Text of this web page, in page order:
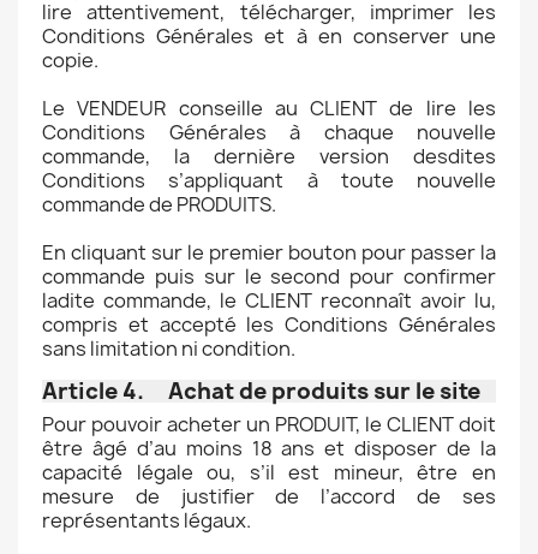
lire attentivement, télécharger, imprimer les
Conditions Générales et à en conserver une
copie.
Le VENDEUR conseille au CLIENT de lire les
Conditions Générales à chaque nouvelle
commande, la dernière version desdites
Conditions s’appliquant à toute nouvelle
commande de PRODUITS.
En cliquant sur le premier bouton pour passer la
commande puis sur le second pour confirmer
ladite commande, le CLIENT reconnaît avoir lu,
compris et accepté les Conditions Générales
sans limitation ni condition.
Article 4. Achat de produits sur le site
Pour pouvoir acheter un PRODUIT, le CLIENT doit
être âgé d’au moins 18 ans et disposer de la
capacité légale ou, s’il est mineur, être en
mesure de justifier de l’accord de ses
représentants légaux.